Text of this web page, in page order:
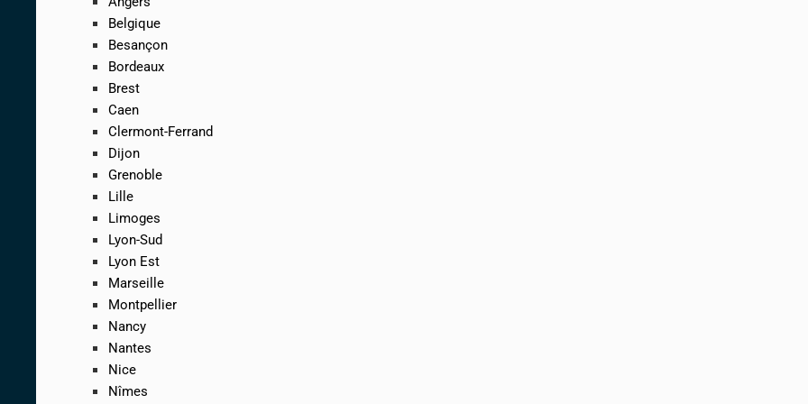
Belgique
Besançon
Bordeaux
Brest
Caen
Clermont-Ferrand
Dijon
Grenoble
Lille
Limoges
Lyon-Sud
Lyon Est
Marseille
Montpellier
Nancy
Nantes
Nice
Nîmes